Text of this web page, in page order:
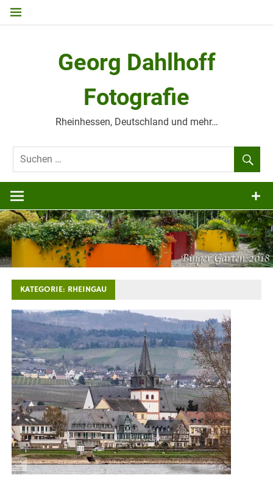
Zum
Georg Dahlhoff
Fotografie
Rheinhessen, Deutschland und mehr…
KATEGORIE: RHEINGAU